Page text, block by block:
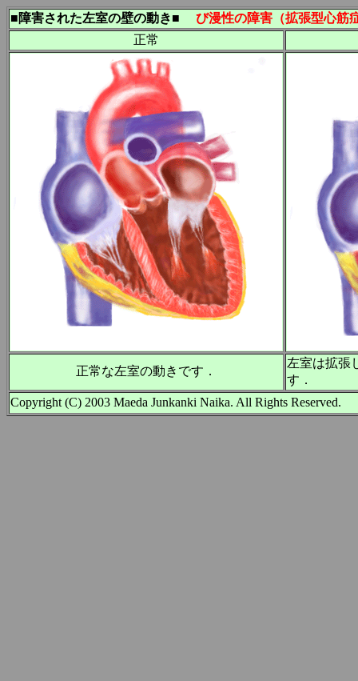
■障害された左室の壁の動き■
び漫性の障害（拡張型心筋
正常
正常な左室の動きです．
左室は拡張
す．
Copyright (C) 2003 Maeda Junkanki Naika. All Rights Reserved.